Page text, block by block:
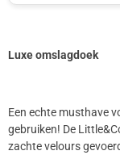
Luxe omslagdoek
Een echte musthave
gebruiken! De
zachte velours